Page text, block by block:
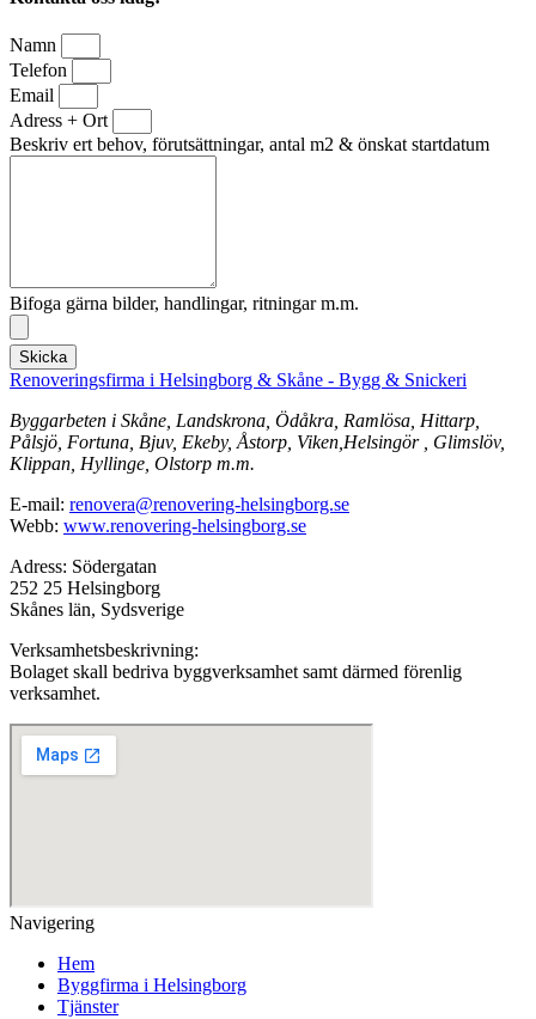
Namn
Telefon
Email
Adress + Ort
Beskriv ert behov, förutsättningar, antal m2 & önskat startdatum
Bifoga gärna bilder, handlingar, ritningar m.m.
Skicka
Renoveringsfirma i Helsingborg & Skåne - Bygg & Snickeri
Byggarbeten i Skåne, Landskrona, Ödåkra, Ramlösa, Hittarp,
Pålsjö, Fortuna, Bjuv, Ekeby, Åstorp, Viken,Helsingör , Glimslöv,
Klippan, Hyllinge, Olstorp m.m.
E-mail: renovera@renovering-helsingborg.se
Webb: www.renovering-helsingborg.se
Adress: Södergatan
252 25 Helsingborg
Skånes län, Sydsverige
Verksamhetsbeskrivning:
Bolaget skall bedriva byggverksamhet samt därmed förenlig
verksamhet.
Navigering
Hem
Byggfirma i Helsingborg
Tjänster